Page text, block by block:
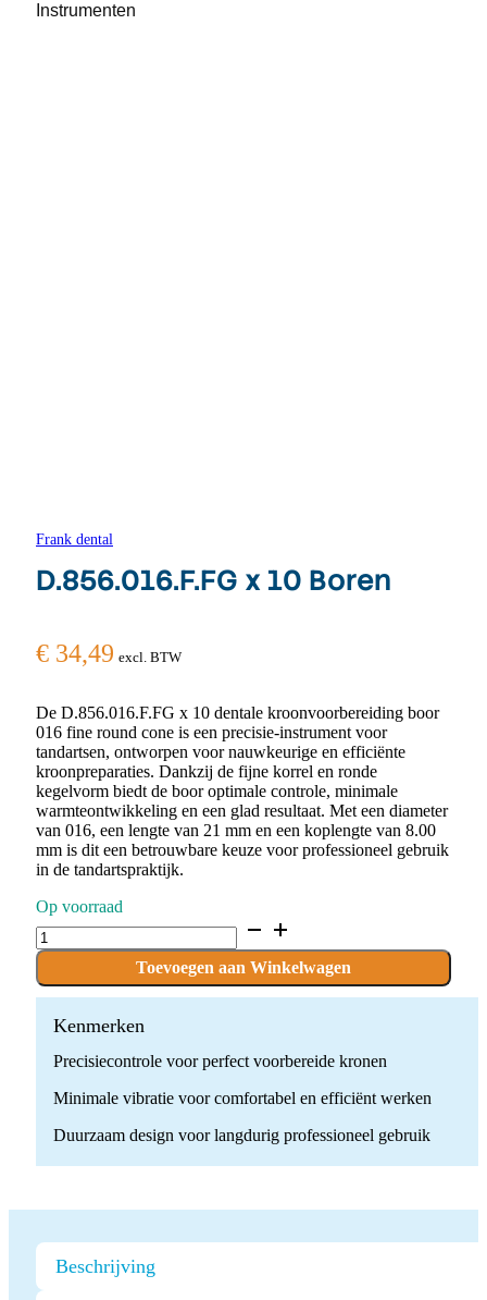
Instrumenten
Frank dental
D.856.016.F.FG x 10 Boren
€ 34,49 excl. BTW
De D.856.016.F.FG x 10 dentale kroonvoorbereiding boor
016 fine round cone is een precisie-instrument voor
tandartsen, ontworpen voor nauwkeurige en efficiënte
kroonpreparaties. Dankzij de fijne korrel en ronde
kegelvorm biedt de boor optimale controle, minimale
warmteontwikkeling en een glad resultaat. Met een diameter
van 016, een lengte van 21 mm en een koplengte van 8.00
mm is dit een betrouwbare keuze voor professioneel gebruik
in de tandartspraktijk.
Op voorraad
D.856.016.F.FG
x
Boren
quantity
Toevoegen aan Winkelwagen
Kenmerken
Precisiecontrole voor perfect voorbereide kronen
Minimale vibratie voor comfortabel en efficiënt werken
Duurzaam design voor langdurig professioneel gebruik
Beschrijving